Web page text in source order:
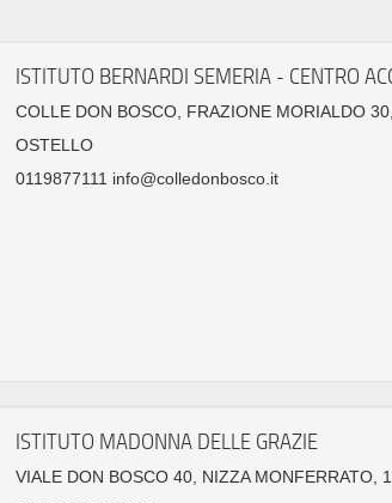
ISTITUTO BERNARDI SEMERIA - CENTRO
COLLE DON BOSCO, FRAZIONE MORIALDO
OSTELLO
0119877111 info@colledonbosco.it
ISTITUTO MADONNA DELLE GRAZIE
VIALE DON BOSCO 40, NIZZA MONFERRATO,